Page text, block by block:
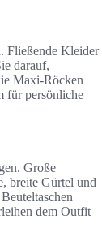
Fließende Kleider
darauf,
Maxi-Röcken
für persönliche
Große
breite Gürtel und
dem Outfit